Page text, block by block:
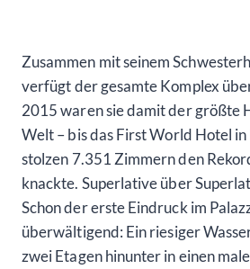
Zusammen mit seinem
verfügt der gesamte Komplex
2015 waren sie damit der größte
Welt – bis das First World Hotel
stolzen 7.351 Zimmern den
knackte. Superlative über
Schon der erste Eindruck im
überwältigend: Ein riesiger
zwei Etagen hinunter in einen